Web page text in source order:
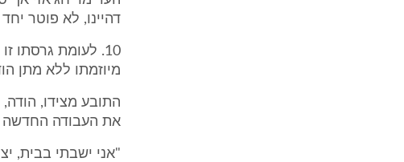
דהיינו, לא פוטר
מיוזמתו ללא מתן
התובע מצידו,
את העבודה החדשה
"אני ישבתי בבית,